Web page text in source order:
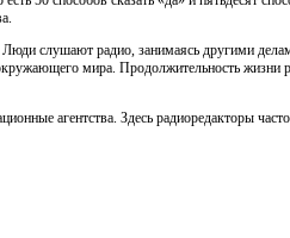
слушают радио, занимаясь другими
мира. Продолжительность жизни
агентства. Здесь радиоредакторы